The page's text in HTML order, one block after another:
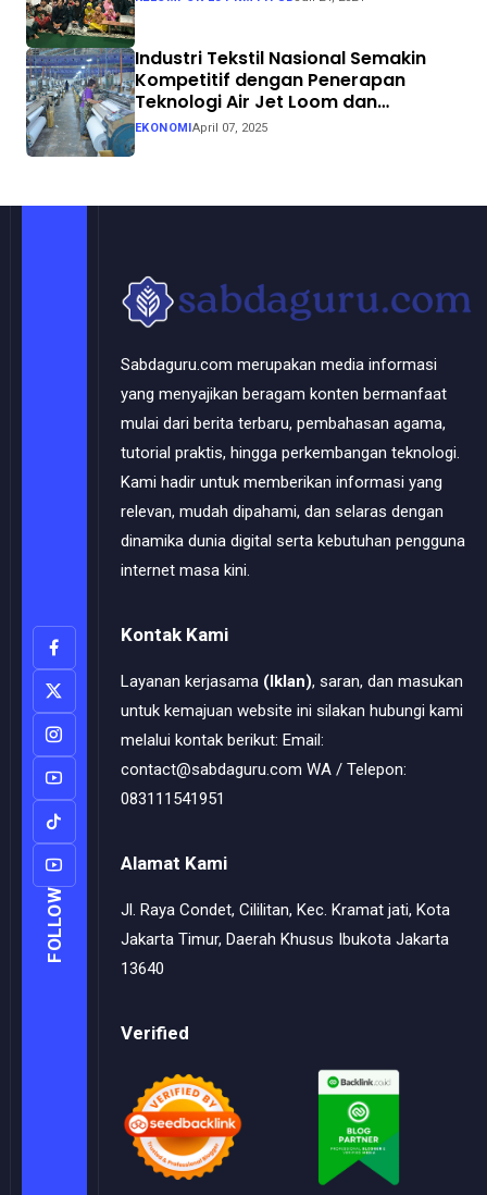
Industri Tekstil Nasional Semakin
Kompetitif dengan Penerapan
Teknologi Air Jet Loom dan
Continuous Dyeing di CV. Garuda
Solo Perkasa
EKONOMIApril 07, 2025
FOLLOW
Sabdaguru.com merupakan media informasi
yang menyajikan beragam konten bermanfaat
mulai dari berita terbaru, pembahasan agama,
tutorial praktis, hingga perkembangan teknologi.
Kami hadir untuk memberikan informasi yang
relevan, mudah dipahami, dan selaras dengan
dinamika dunia digital serta kebutuhan pengguna
internet masa kini.
Kontak Kami
Layanan kerjasama (Iklan), saran, dan masukan
untuk kemajuan website ini silakan hubungi kami
melalui kontak berikut: Email:
contact@sabdaguru.com WA / Telepon:
083111541951
Alamat Kami
Jl. Raya Condet, Cililitan, Kec. Kramat jati, Kota
Jakarta Timur, Daerah Khusus Ibukota Jakarta
13640
Verified